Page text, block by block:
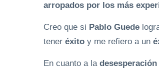
arropados por los más
Creo que si Pablo Guede
tener éxito y me refiero a un
En cuanto a la